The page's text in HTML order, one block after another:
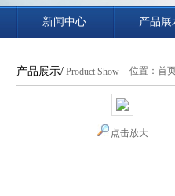
新闻中心 产品展
产品展示/ Product Show 位置： 首
点击放大